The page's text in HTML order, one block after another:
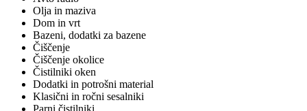
Olja in maziva
Dom in vrt
Bazeni, dodatki za bazene
Čiščenje
Čiščenje okolice
Čistilniki oken
Dodatki in potrošni material
Klasični in ročni sesalniki
Parni čistilniki